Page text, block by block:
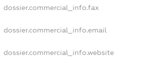
dossier.commercial_info.fax
dossier.commercial_info.email
dossier.commercial_info.website